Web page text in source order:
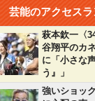
芸能のアクセス
萩本欽一〈
谷翔平のカ
に「小さな
う』」
強いショッ